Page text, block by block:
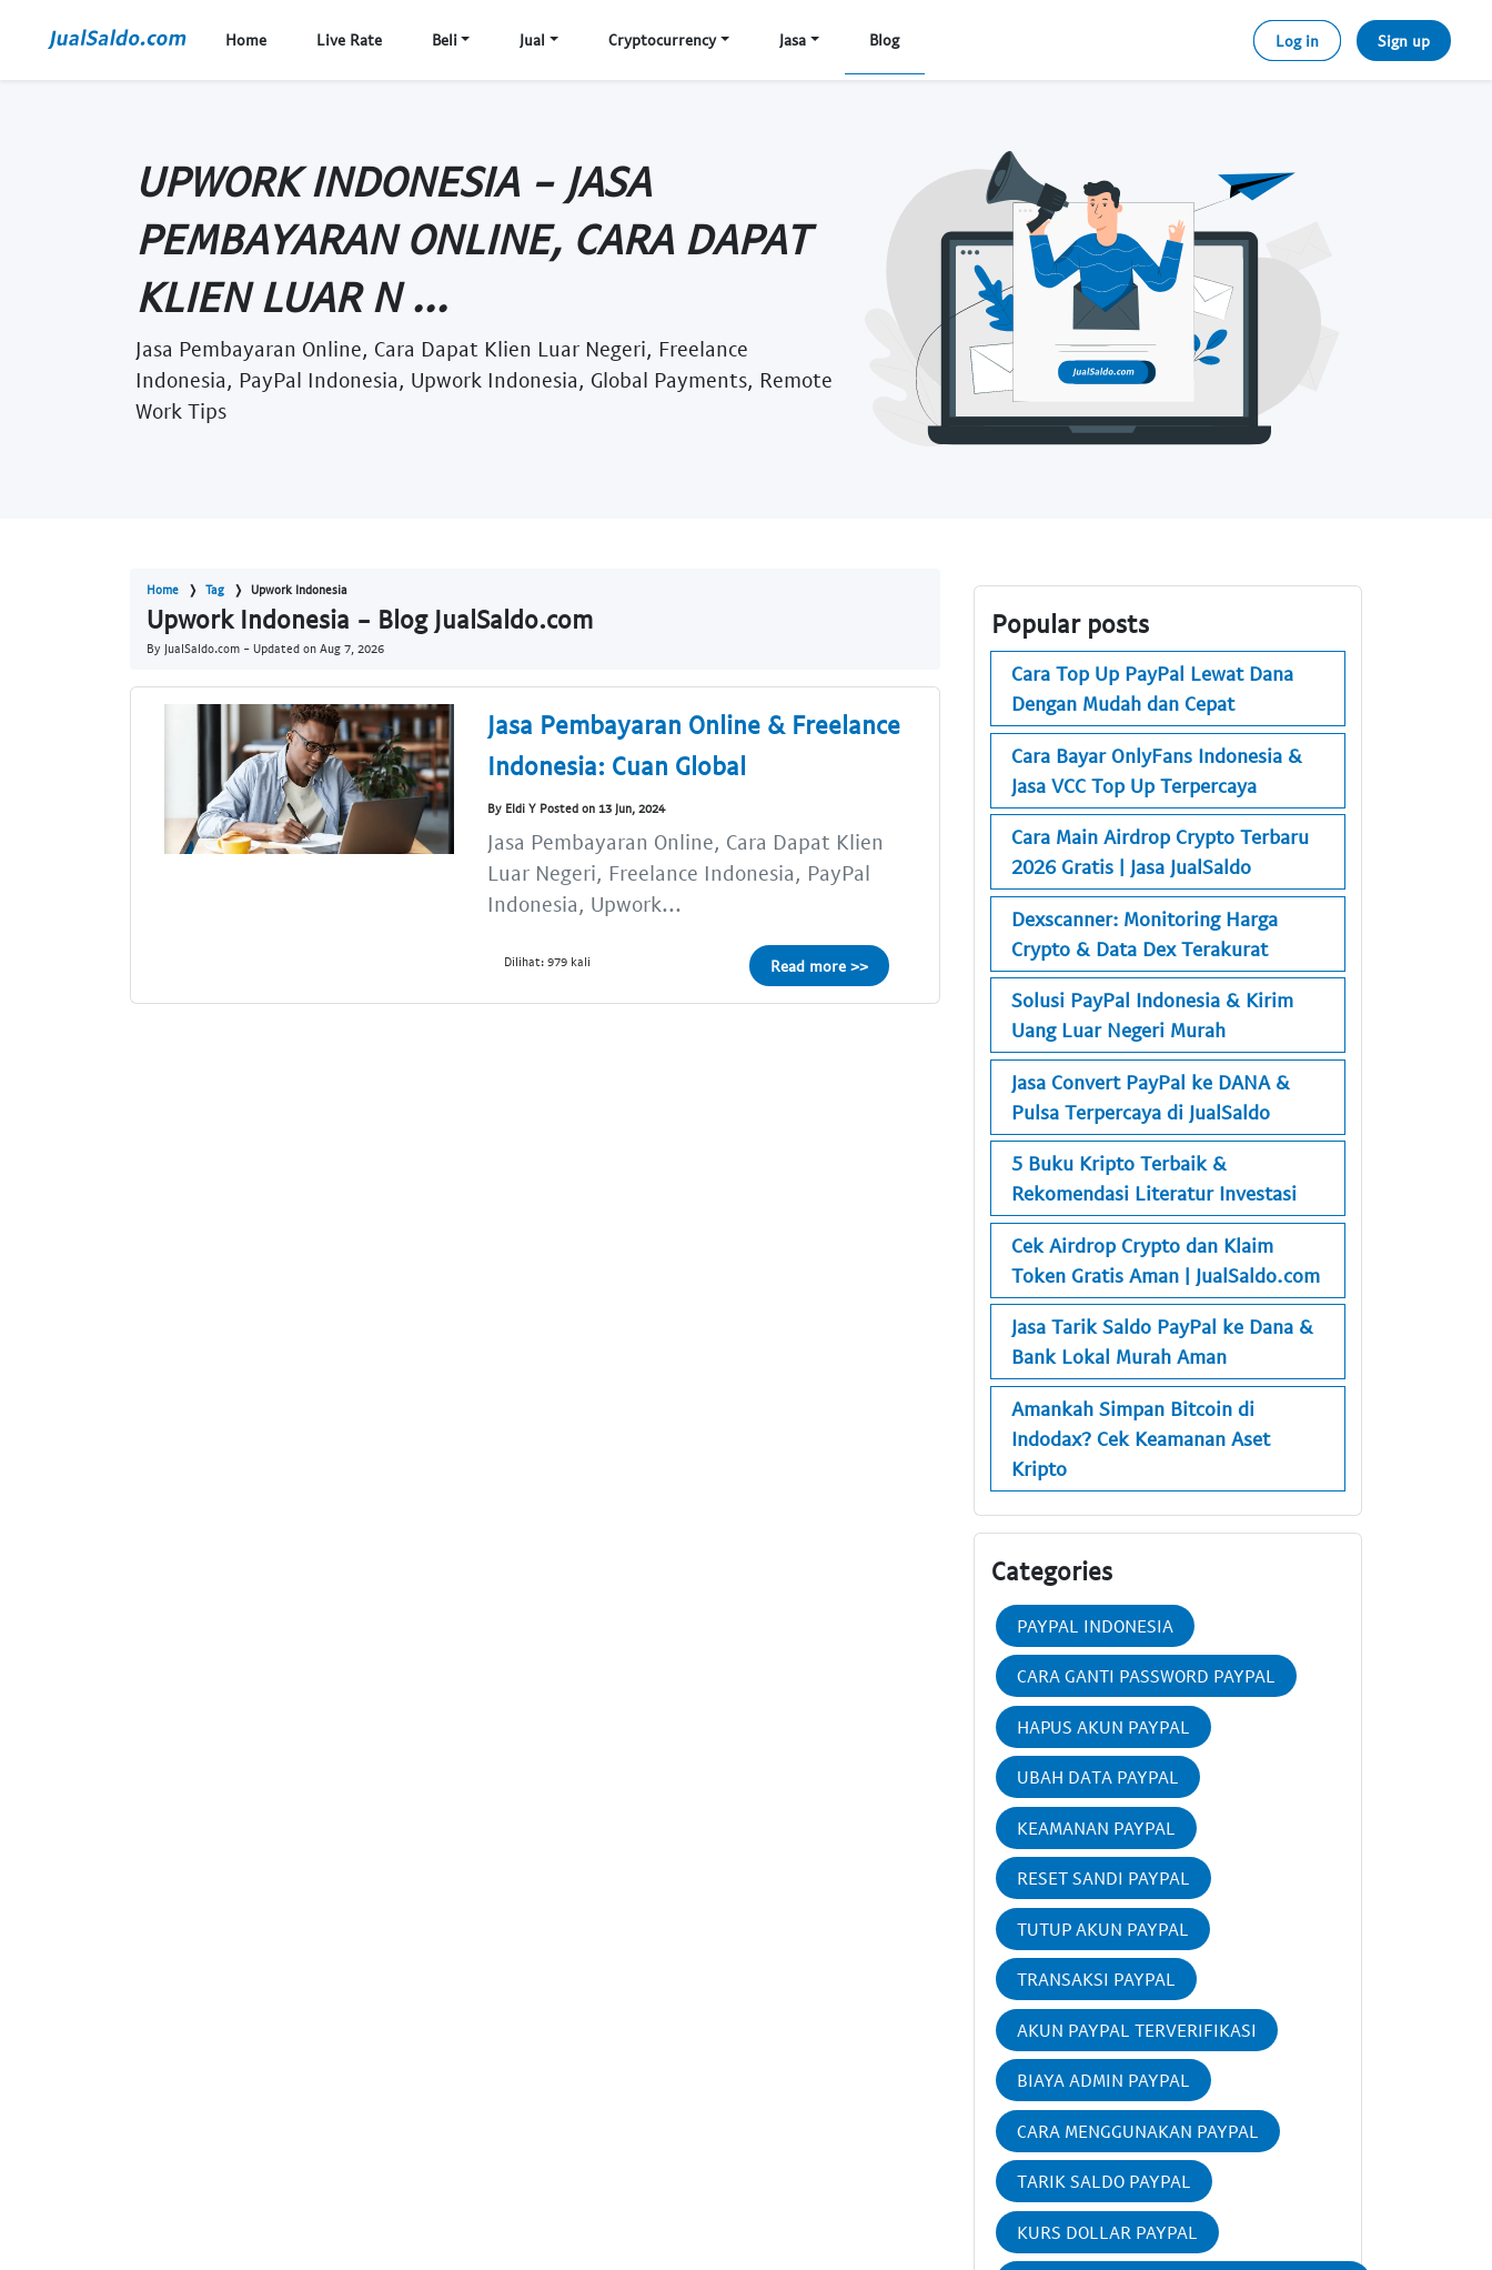
Home Live Rate Beli Jual Cryptocurrency Jasa Blog Log in Sign up
UPWORK INDONESIA - JASA
PEMBAYARAN ONLINE, CARA DAPAT
KLIEN LUAR N ...
Jasa Pembayaran Online, Cara Dapat Klien Luar Negeri, Freelance
Indonesia, PayPal Indonesia, Upwork Indonesia, Global Payments, Remote
Work Tips
Home Tag Upwork Indonesia
Upwork Indonesia - Blog JualSaldo.com
By JualSaldo.com - Updated on Aug 7, 2026
Jasa Pembayaran Online & Freelance
Indonesia: Cuan Global
By Eldi Y Posted on 13 Jun, 2024
Jasa Pembayaran Online, Cara Dapat Klien
Luar Negeri, Freelance Indonesia, PayPal
Indonesia, Upwork...
Dilihat: 979 kali Read more >>
Popular posts
Cara Top Up PayPal Lewat Dana
Dengan Mudah dan Cepat
Cara Bayar OnlyFans Indonesia &
Jasa VCC Top Up Terpercaya
Cara Main Airdrop Crypto Terbaru
2026 Gratis | Jasa JualSaldo
Dexscanner: Monitoring Harga
Crypto & Data Dex Terakurat
Solusi PayPal Indonesia & Kirim
Uang Luar Negeri Murah
Jasa Convert PayPal ke DANA &
Pulsa Terpercaya di JualSaldo
5 Buku Kripto Terbaik &
Rekomendasi Literatur Investasi
Cek Airdrop Crypto dan Klaim
Token Gratis Aman | JualSaldo.com
Jasa Tarik Saldo PayPal ke Dana &
Bank Lokal Murah Aman
Amankah Simpan Bitcoin di
Indodax? Cek Keamanan Aset
Kripto
Categories
PAYPAL INDONESIA
CARA GANTI PASSWORD PAYPAL
HAPUS AKUN PAYPAL
UBAH DATA PAYPAL
KEAMANAN PAYPAL
RESET SANDI PAYPAL
TUTUP AKUN PAYPAL
TRANSAKSI PAYPAL
AKUN PAYPAL TERVERIFIKASI
BIAYA ADMIN PAYPAL
CARA MENGGUNAKAN PAYPAL
TARIK SALDO PAYPAL
KURS DOLLAR PAYPAL